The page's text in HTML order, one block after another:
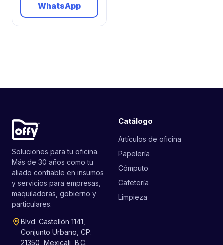
WhatsApp
Soluciones para tu oficina.
Más de 30 años como tu
aliado confiable en insumos
y servicios para empresas,
maquiladoras, gobierno y
particulares.
Blvd. Castellón 1141,
Conjunto Urbano, CP.
21350, Mexicali, B.C.
Catálogo
Artículos de oficina
Papelería
Cómputo
Cafetería
Limpieza